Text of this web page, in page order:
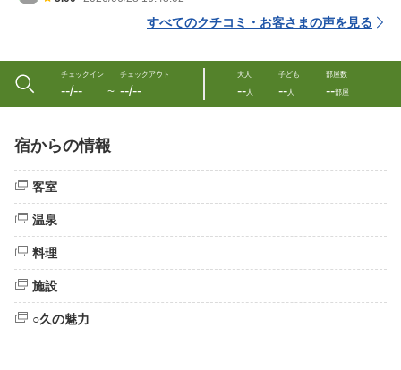
すべてのクチコミ・お客さまの声を見る
チェックイン
--/-- 〜
チェックアウト
--/--
大人
--人
子ども
--人
部屋数
--部屋
宿からの情報
客室
温泉
料理
施設
○久の魅力